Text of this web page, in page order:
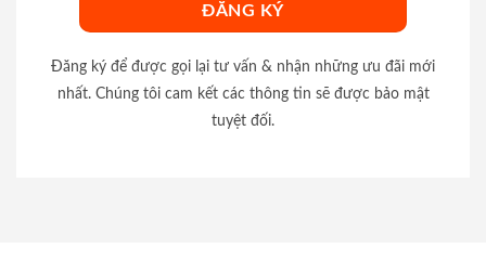
Đăng ký để được gọi lại tư vấn & nhận những ưu đãi mới
nhất. Chúng tôi cam kết các thông tin sẽ được bảo mật
tuyệt đối.